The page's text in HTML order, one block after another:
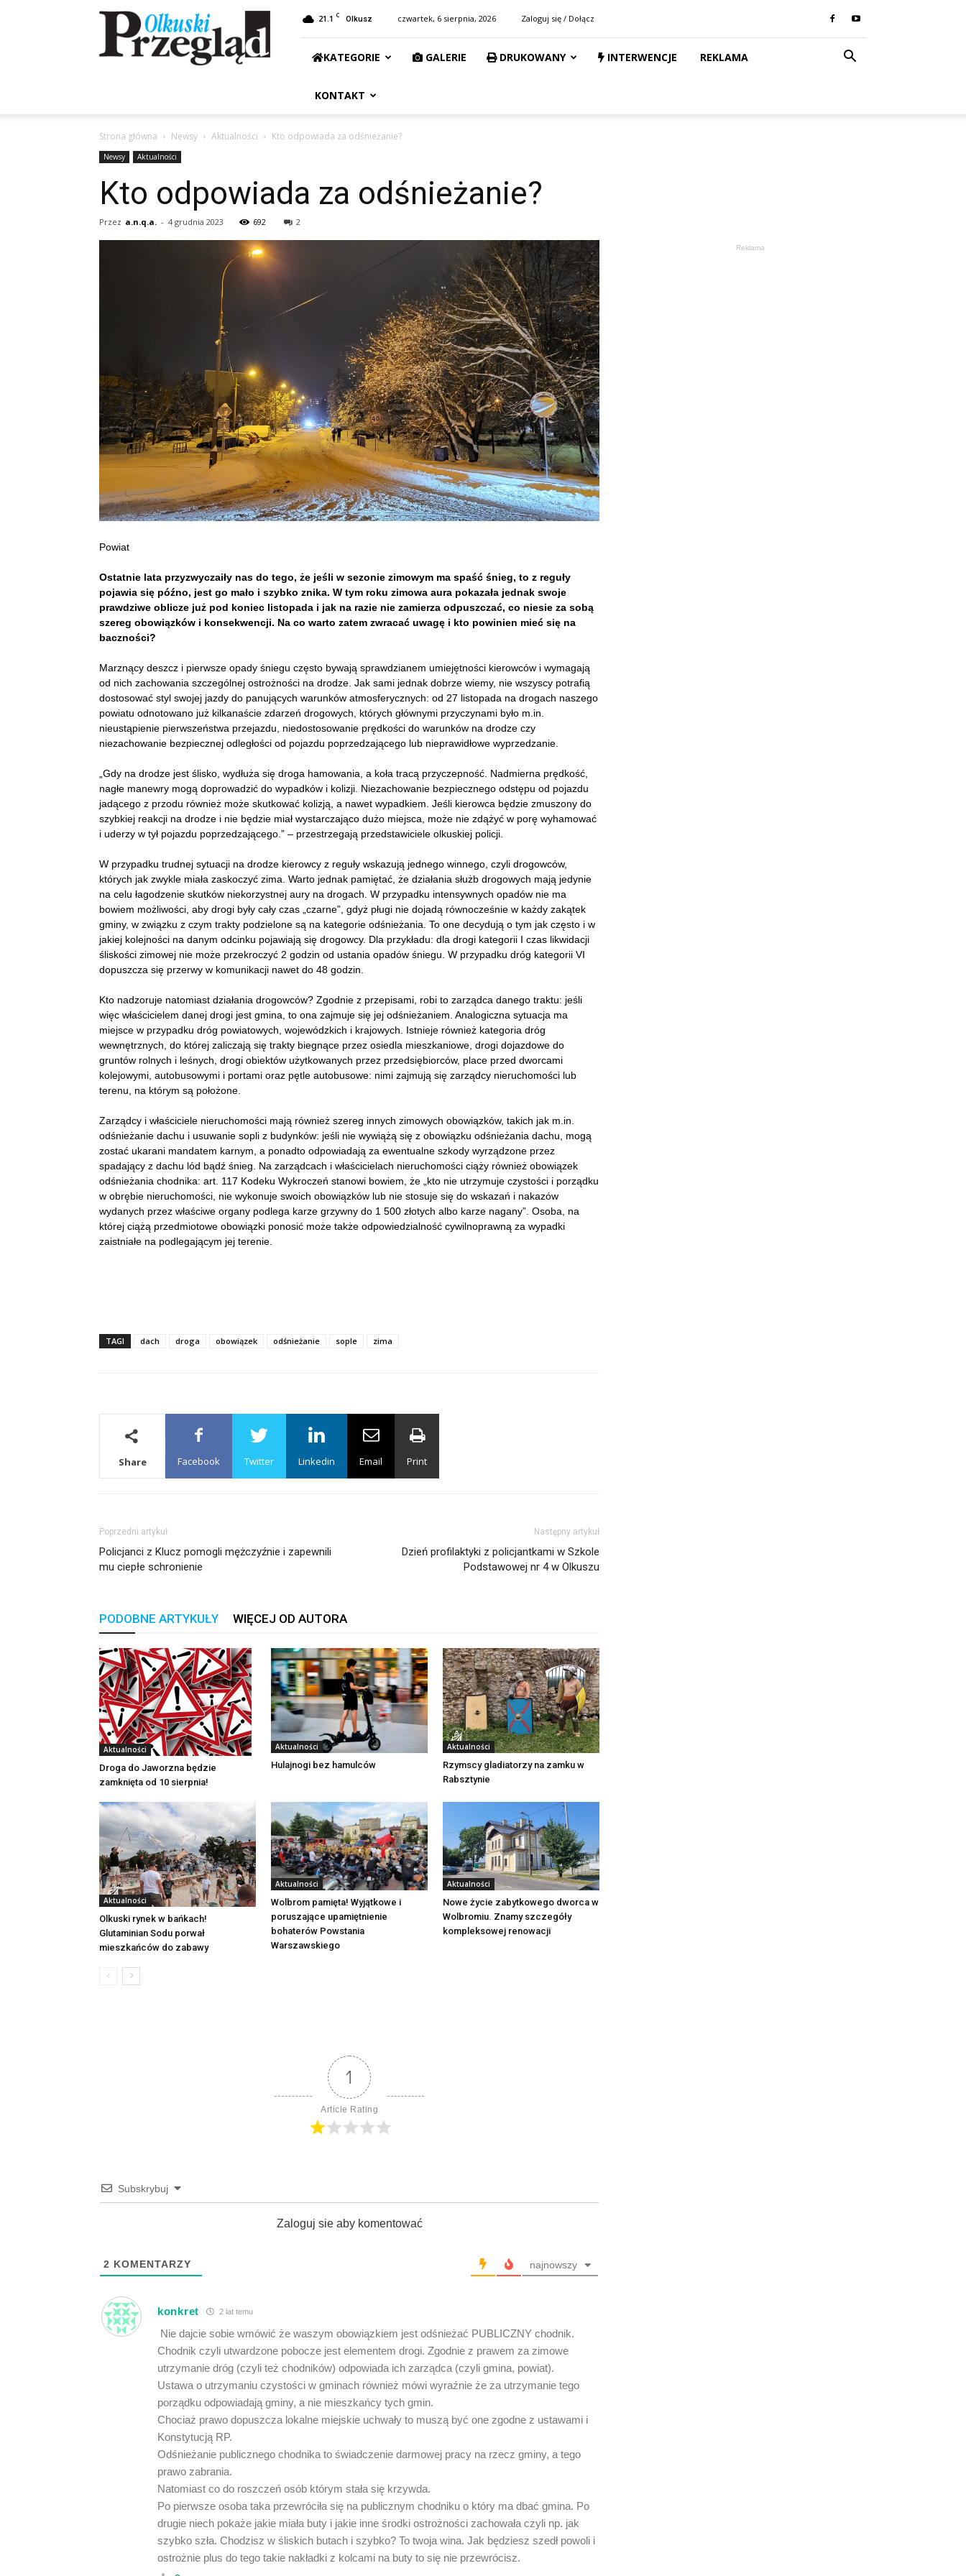
Przegląd
Olkuski
21.1 C Olkusz czwartek, 6 sierpnia, 2026 Zaloguj się / Dołącz
KATEGORIE GALERIE DRUKOWANY INTERWENCJE REKLAMA
KONTAKT
Strona główna Newsy Aktualności Kto odpowiada za odśnieżanie?
Newsy Aktualności
Kto odpowiada za odśnieżanie?
Przez a.n.q.a. - 4 grudnia 2023 692 2
Powiat
Ostatnie lata przyzwyczaiły nas do tego, że jeśli w sezonie zimowym ma spaść śnieg, to z reguły
pojawia się późno, jest go mało i szybko znika. W tym roku zimowa aura pokazała jednak swoje
prawdziwe oblicze już pod koniec listopada i jak na razie nie zamierza odpuszczać, co niesie za sobą
szereg obowiązków i konsekwencji. Na co warto zatem zwracać uwagę i kto powinien mieć się na
baczności?
Marznący deszcz i pierwsze opady śniegu często bywają sprawdzianem umiejętności kierowców i wymagają
od nich zachowania szczególnej ostrożności na drodze. Jak sami jednak dobrze wiemy, nie wszyscy potrafią
dostosować styl swojej jazdy do panujących warunków atmosferycznych: od 27 listopada na drogach naszego
powiatu odnotowano już kilkanaście zdarzeń drogowych, których głównymi przyczynami było m.in.
nieustąpienie pierwszeństwa przejazdu, niedostosowanie prędkości do warunków na drodze czy
niezachowanie bezpiecznej odległości od pojazdu poprzedzającego lub nieprawidłowe wyprzedzanie.
„Gdy na drodze jest ślisko, wydłuża się droga hamowania, a koła tracą przyczepność. Nadmierna prędkość,
nagłe manewry mogą doprowadzić do wypadków i kolizji. Niezachowanie bezpiecznego odstępu od pojazdu
jadącego z przodu również może skutkować kolizją, a nawet wypadkiem. Jeśli kierowca będzie zmuszony do
szybkiej reakcji na drodze i nie będzie miał wystarczająco dużo miejsca, może nie zdążyć w porę wyhamować
i uderzy w tył pojazdu poprzedzającego.” – przestrzegają przedstawiciele olkuskiej policji.
W przypadku trudnej sytuacji na drodze kierowcy z reguły wskazują jednego winnego, czyli drogowców,
których jak zwykle miała zaskoczyć zima. Warto jednak pamiętać, że działania służb drogowych mają jedynie
na celu łagodzenie skutków niekorzystnej aury na drogach. W przypadku intensywnych opadów nie ma
bowiem możliwości, aby drogi były cały czas „czarne”, gdyż pługi nie dojadą równocześnie w każdy zakątek
gminy, w związku z czym trakty podzielone są na kategorie odśnieżania. To one decydują o tym jak często i w
jakiej kolejności na danym odcinku pojawiają się drogowcy. Dla przykładu: dla drogi kategorii I czas likwidacji
śliskości zimowej nie może przekroczyć 2 godzin od ustania opadów śniegu. W przypadku dróg kategorii VI
dopuszcza się przerwy w komunikacji nawet do 48 godzin.
Kto nadzoruje natomiast działania drogowców? Zgodnie z przepisami, robi to zarządca danego traktu: jeśli
więc właścicielem danej drogi jest gmina, to ona zajmuje się jej odśnieżaniem. Analogiczna sytuacja ma
miejsce w przypadku dróg powiatowych, wojewódzkich i krajowych. Istnieje również kategoria dróg
wewnętrznych, do której zaliczają się trakty biegnące przez osiedla mieszkaniowe, drogi dojazdowe do
gruntów rolnych i leśnych, drogi obiektów użytkowanych przez przedsiębiorców, place przed dworcami
kolejowymi, autobusowymi i portami oraz pętle autobusowe: nimi zajmują się zarządcy nieruchomości lub
terenu, na którym są położone.
Zarządcy i właściciele nieruchomości mają również szereg innych zimowych obowiązków, takich jak m.in.
odśnieżanie dachu i usuwanie sopli z budynków: jeśli nie wywiążą się z obowiązku odśnieżania dachu, mogą
zostać ukarani mandatem karnym, a ponadto odpowiadają za ewentualne szkody wyrządzone przez
spadający z dachu lód bądź śnieg. Na zarządcach i właścicielach nieruchomości ciąży również obowiązek
odśnieżania chodnika: art. 117 Kodeku Wykroczeń stanowi bowiem, że „kto nie utrzymuje czystości i porządku
w obrębie nieruchomości, nie wykonuje swoich obowiązków lub nie stosuje się do wskazań i nakazów
wydanych przez właściwe organy podlega karze grzywny do 1 500 złotych albo karze nagany”. Osoba, na
której ciążą przedmiotowe obowiązki ponosić może także odpowiedzialność cywilnoprawną za wypadki
zaistniałe na podlegającym jej terenie.
TAGI dach droga obowiązek odśnieżanie sople zima
Share Facebook Twitter Linkedin Email Print
Poprzedni artykuł
Policjanci z Klucz pomogli mężczyźnie i zapewnili
mu ciepłe schronienie
Następny artykuł
Dzień profilaktyki z policjantkami w Szkole
Podstawowej nr 4 w Olkuszu
PODOBNE ARTYKUŁY WIĘCEJ OD AUTORA
Aktualności
Droga do Jaworzna będzie
zamknięta od 10 sierpnia!
Aktualności
Hulajnogi bez hamulców
Aktualności
Rzymscy gladiatorzy na zamku w
Rabsztynie
Aktualności
Olkuski rynek w bańkach!
Glutaminian Sodu porwał
mieszkańców do zabawy
Aktualności
Wolbrom pamięta! Wyjątkowe i
poruszające upamiętnienie
bohaterów Powstania
Warszawskiego
Aktualności
Nowe życie zabytkowego dworca w
Wolbromiu. Znamy szczegóły
kompleksowej renowacji
1
Article Rating
Subskrybuj
Zaloguj sie aby komentować
2 KOMENTARZY najnowszy
konkret 2 lat temu
Nie dajcie sobie wmówić że waszym obowiązkiem jest odśnieżać PUBLICZNY chodnik.
Chodnik czyli utwardzone pobocze jest elementem drogi. Zgodnie z prawem za zimowe
utrzymanie dróg (czyli też chodników) odpowiada ich zarządca (czyli gmina, powiat).
Ustawa o utrzymaniu czystości w gminach również mówi wyraźnie że za utrzymanie tego
porządku odpowiadają gminy, a nie mieszkańcy tych gmin.
Chociaż prawo dopuszcza lokalne miejskie uchwały to muszą być one zgodne z ustawami i
Konstytucją RP.
Odśnieżanie publicznego chodnika to świadczenie darmowej pracy na rzecz gminy, a tego
prawo zabrania.
Natomiast co do roszczeń osób którym stała się krzywda.
Po pierwsze osoba taka przewróciła się na publicznym chodniku o który ma dbać gmina. Po
drugie niech pokaże jakie miała buty i jakie inne środki ostrożności zachowała czyli np. jak
szybko szła. Chodzisz w śliskich butach i szybko? To twoja wina. Jak będziesz szedł powoli i
ostrożnie plus do tego takie nakładki z kolcami na buty to się nie przewrócisz.
Reklama